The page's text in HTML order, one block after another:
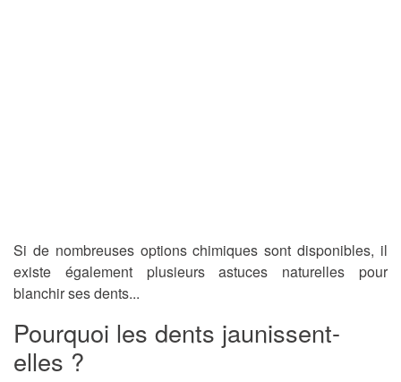
Si de nombreuses options chimiques sont disponibles, il
existe également plusieurs astuces naturelles pour
blanchir ses dents...
Pourquoi les dents jaunissent-
elles ?